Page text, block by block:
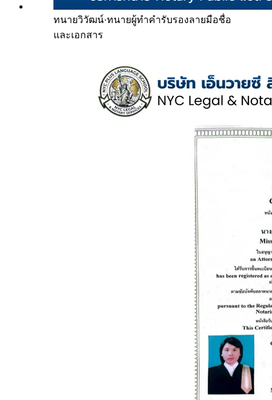
ทนายวิวัฒน์·ทนายผู้ทำคำรับรองลายมือชื่อ
และเอกสาร